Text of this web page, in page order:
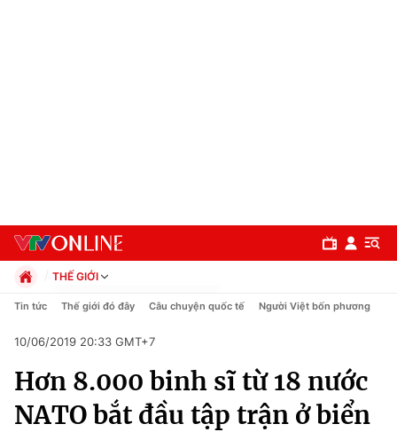
Chuyên mục
Chính trị
THẾ GIỚI
Chính trị
Pháp luật
Kinh tế
Thể thao
Truyền hình
Tin tức Thế giới đó đây Câu chuyện quốc tế Người Việt bốn phương
10/06/2019 20:33 GMT+7
Hơn 8.000 binh sĩ từ 18 nước
NATO bắt đầu tập trận ở biển